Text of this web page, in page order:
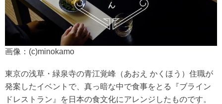
画像：(c)minokamo
東京の浅草・緑泉寺の青江覚峰（あおえ かくほう）住職が
発案したイベントで、真っ暗な中で食事をとる『ブライン
ドレストラン』を日本の食文化にアレンジしたものです。